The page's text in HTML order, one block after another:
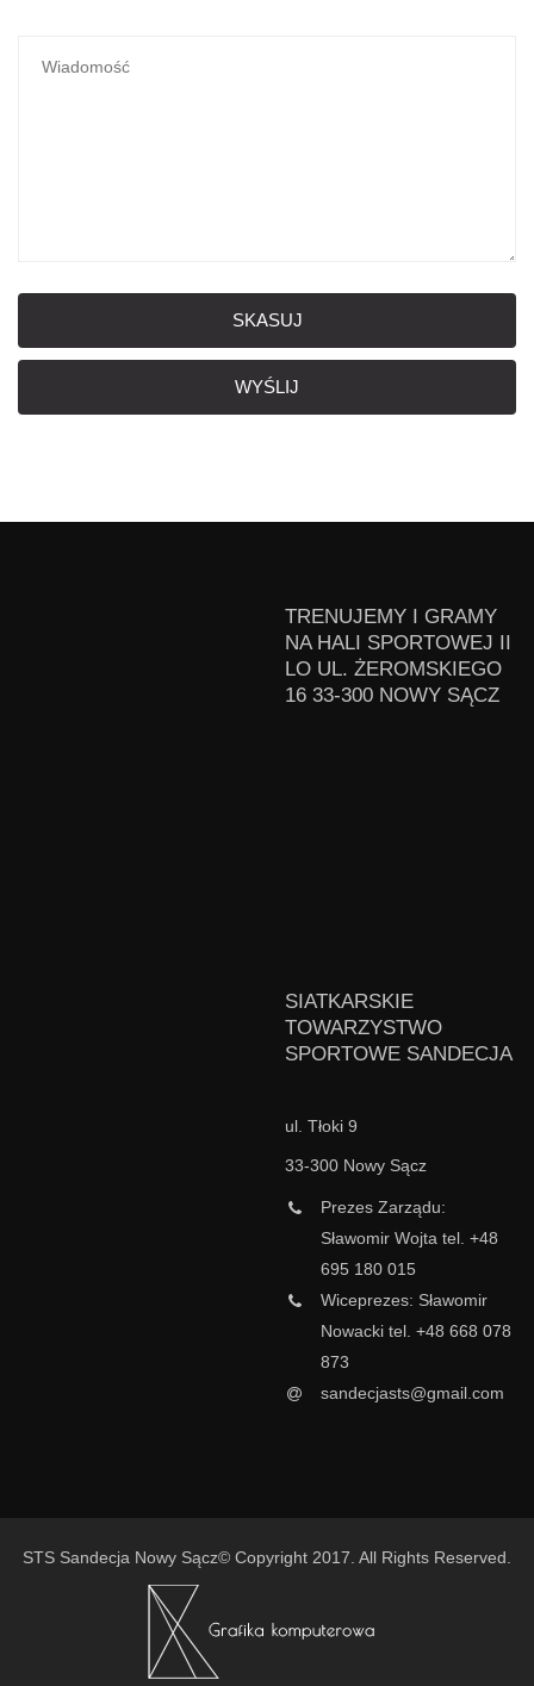
SKASUJ
WYŚLIJ
TRENUJEMY I GRAMY
NA HALI SPORTOWEJ II
LO UL. ŻEROMSKIEGO
16 33-300 NOWY SĄCZ
SIATKARSKIE
TOWARZYSTWO
SPORTOWE SANDECJA
ul. Tłoki 9
33-300 Nowy Sącz
Prezes Zarządu:
Sławomir Wojta tel. +48
695 180 015
Wiceprezes: Sławomir
Nowacki tel. +48 668 078
873
sandecjasts@gmail.com
STS Sandecja Nowy Sącz© Copyright 2017. All Rights Reserved.